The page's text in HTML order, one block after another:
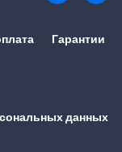
Гарантии
данных